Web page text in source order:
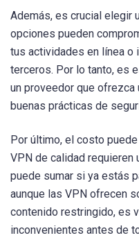
Además, es crucial elegir
opciones pueden
tus actividades en línea o
terceros. Por lo tanto, es
un proveedor que
buenas prácticas de
Por último, el costo
VPN de calidad requieren
puede sumar si ya estás
aunque las VPN ofrecen
contenido restringido, es
inconvenientes antes de